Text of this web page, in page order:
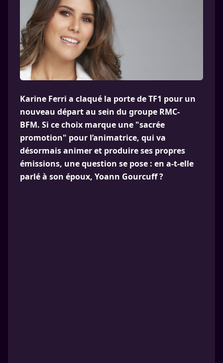
Karine Ferri a claqué la porte de TF1 pour un
nouveau départ au sein du groupe RMC-
BFM. Si ce choix marque une "sacrée
promotion" pour l’animatrice, qui va
désormais animer et produire ses propres
émissions, une question se pose : en a-t-elle
parlé à son époux, Yoann Gourcuff ?